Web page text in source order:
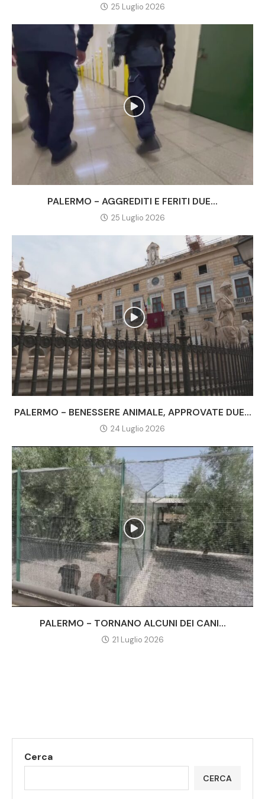
25 Luglio 2026
PALERMO - AGGREDITI E FERITI DUE...
25 Luglio 2026
PALERMO - BENESSERE ANIMALE, APPROVATE DUE...
24 Luglio 2026
PALERMO - TORNANO ALCUNI DEI CANI...
21 Luglio 2026
Cerca
CERCA